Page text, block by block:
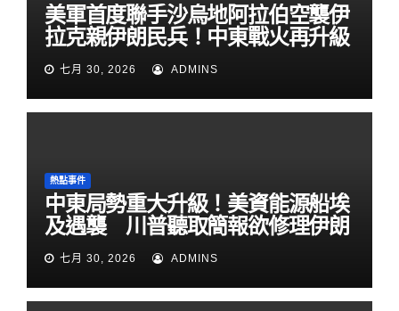
美軍首度聯手沙烏地阿拉伯空襲伊
拉克親伊朗民兵！中東戰火再升級
七月 30, 2026 ADMINS
熱點事件
中東局勢重大升級！美資能源船埃
及遇襲 川普聽取簡報欲修理伊朗
七月 30, 2026 ADMINS